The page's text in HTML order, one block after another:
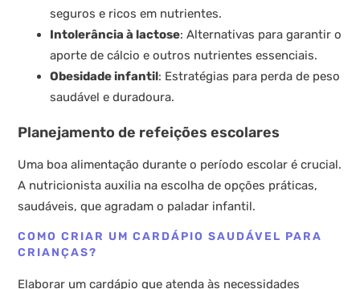
seguros e ricos em nutrientes.
Intolerância à lactose: Alternativas para garantir o
aporte de cálcio e outros nutrientes essenciais.
Obesidade infantil: Estratégias para perda de peso
saudável e duradoura.
Planejamento de refeições escolares
Uma boa alimentação durante o período escolar é crucial.
A nutricionista auxilia na escolha de opções práticas,
saudáveis, que agradam o paladar infantil.
COMO CRIAR UM CARDÁPIO SAUDÁVEL PARA
CRIANÇAS?
Elaborar um cardápio que atenda às necessidades